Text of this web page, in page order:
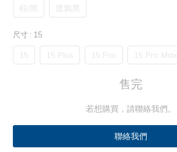
棕/黑 渡鴉黑
尺寸 : 15
15 15 Plus 15 Pro 15 Pro Max
售完
若想購買，請聯絡我們。
聯絡我們